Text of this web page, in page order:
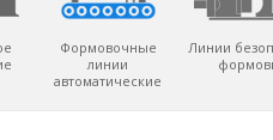
Формовочные
линии
автоматические
Линии